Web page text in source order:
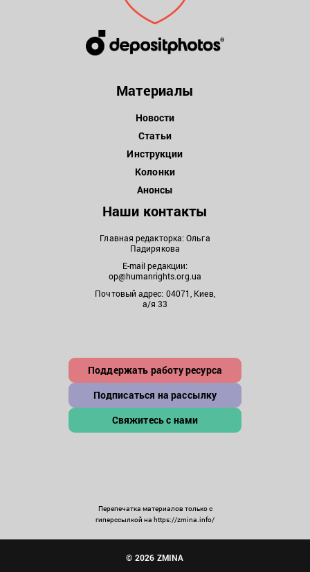
Материалы
Новости
Статьи
Инструкции
Колонки
Анонсы
Наши контакты
Главная редакторка: Ольга
Падирякова
E-mail редакции:
op@humanrights.org.ua
Почтовый адрес: 04071, Киев,
а/я 33
Поддержать работу ресурса
Подписаться на рассылку
Свяжитесь с нами
Перепечатка материалов только с
гиперссылкой на https://zmina.info/
© 2026 ZMINA